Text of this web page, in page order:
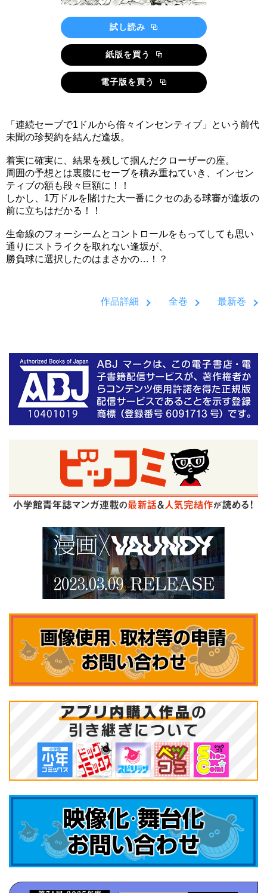
試し読み
紙版を買う
電子版を買う
「連続セーブで1ドルから倍々インセンティブ」という前代
未聞の珍契約を結んだ逢坂。
着実に確実に、結果を残して掴んだクローザーの座。
周囲の予想とは裏腹にセーブを積み重ねていき、インセン
ティブの額も段々巨額に！！
しかし、1万ドルを賭けた大一番にクセのある球審が逢坂の
前に立ちはだかる！！
生命線のフォーシームとコントロールをもってしても思い
通りにストライクを取れない逢坂が、
勝負球に選択したのはまさかの…！？
作品詳細 全巻 最新巻